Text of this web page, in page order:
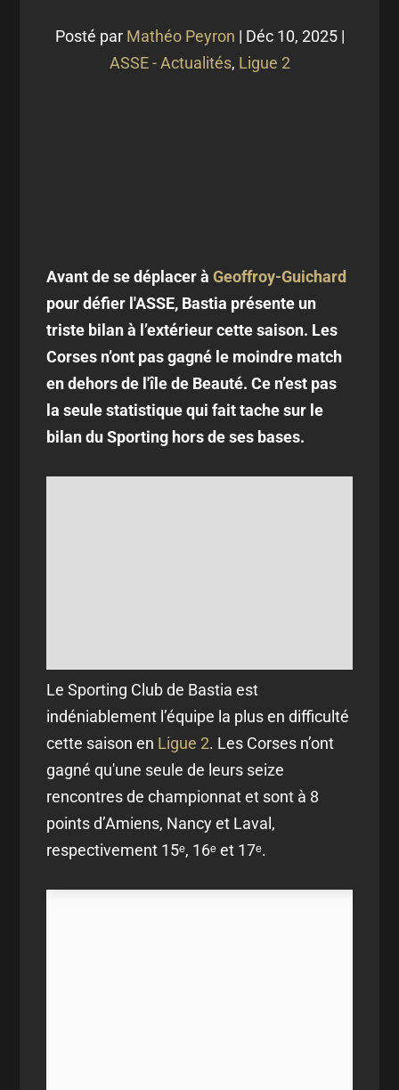
Posté par Mathéo Peyron | Déc 10, 2025|
ASSE - Actualités, Ligue 2
Avant de se déplacer àGeoffroy-Guichard
pour défier l'ASSE, Bastia présente un
triste bilan à l’extérieur cette saison. Les
Corses n’ont pas gagné le moindre match
en dehors de l'île de Beauté. Ce n’est pas
la seule statistique qui fait tache sur le
bilan du Sporting hors de ses bases.
Le Sporting Club de Bastia est
indéniablement l’équipe la plus en difficulté
cette saison en Ligue 2. Les Corses n’ont
gagné qu'une seule de leurs seize
rencontres de championnat et sont à 8
points d’Amiens, Nancy et Laval,
respectivement 15ᵉ, 16ᵉ et 17ᵉ.